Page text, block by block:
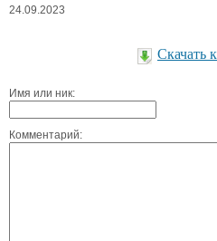
24.09.2023
Скачать
Имя или ник:
Комментарий: